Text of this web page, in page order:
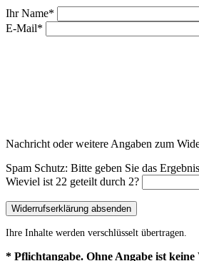
Ihr Name*
E-Mail*
Nachricht oder weitere Angaben zum
Spam Schutz: Bitte geben Sie das
Wieviel ist 22 geteilt durch 2?
Ihre Inhalte werden verschlüsselt übertragen.
* Pflichtangabe. Ohne Angabe ist